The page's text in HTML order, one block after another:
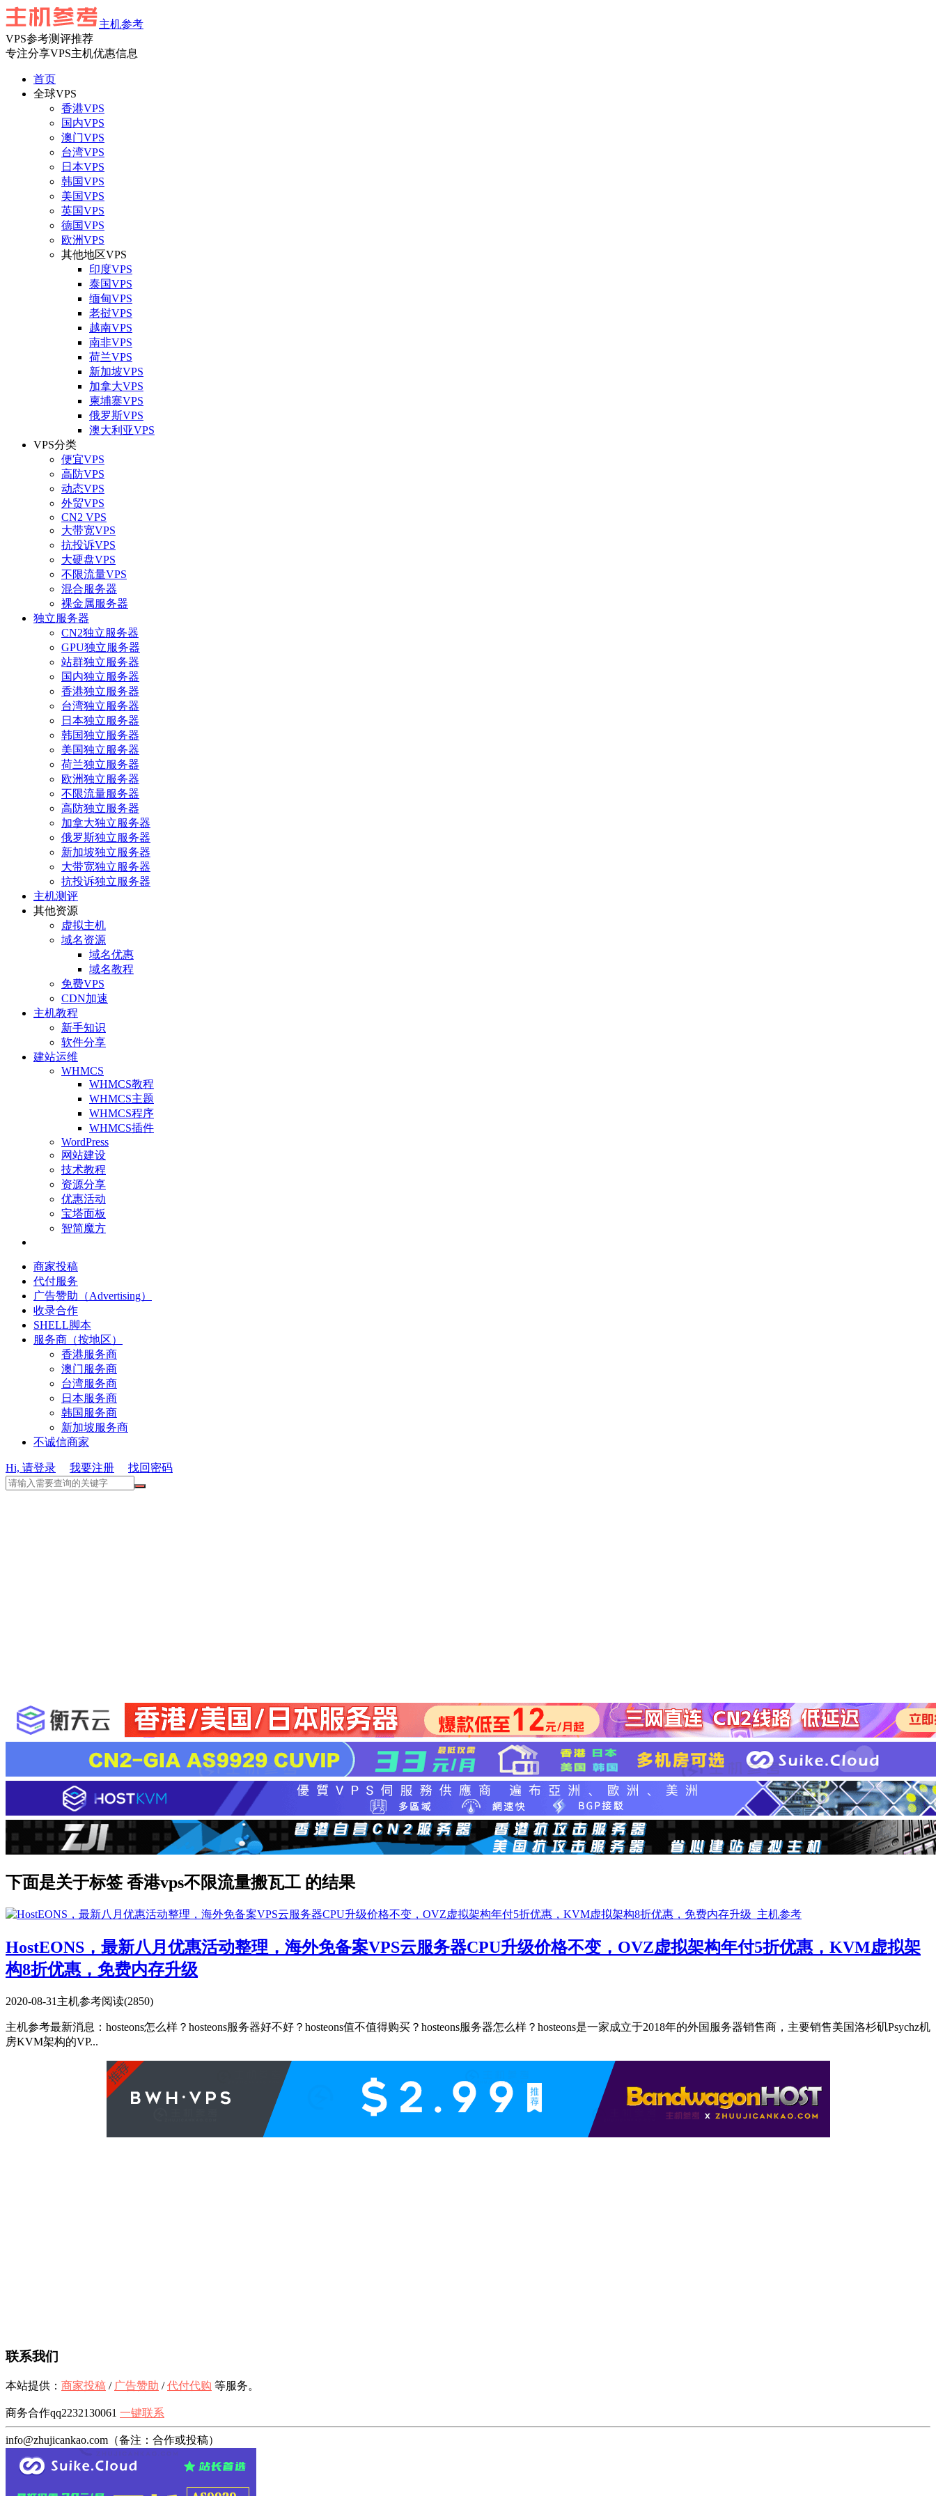
主机参考
VPS参考测评推荐
专注分享VPS主机优惠信息
首页
全球VPS
香港VPS
国内VPS
澳门VPS
台湾VPS
日本VPS
韩国VPS
美国VPS
英国VPS
德国VPS
欧洲VPS
其他地区VPS
印度VPS
泰国VPS
缅甸VPS
老挝VPS
越南VPS
南非VPS
荷兰VPS
新加坡VPS
加拿大VPS
柬埔寨VPS
俄罗斯VPS
澳大利亚VPS
VPS分类
便宜VPS
高防VPS
动态VPS
外贸VPS
CN2 VPS
大带宽VPS
抗投诉VPS
大硬盘VPS
不限流量VPS
混合服务器
裸金属服务器
独立服务器
CN2独立服务器
GPU独立服务器
站群独立服务器
国内独立服务器
香港独立服务器
台湾独立服务器
日本独立服务器
韩国独立服务器
美国独立服务器
荷兰独立服务器
欧洲独立服务器
不限流量服务器
高防独立服务器
加拿大独立服务器
俄罗斯独立服务器
新加坡独立服务器
大带宽独立服务器
抗投诉独立服务器
主机测评
其他资源
虚拟主机
域名资源
域名优惠
域名教程
免费VPS
CDN加速
主机教程
新手知识
软件分享
建站运维
WHMCS
WHMCS教程
WHMCS主题
WHMCS程序
WHMCS插件
WordPress
网站建设
技术教程
资源分享
优惠活动
宝塔面板
智简魔方
商家投稿
代付服务
广告赞助（Advertising）
收录合作
SHELL脚本
服务商（按地区）
香港服务商
澳门服务商
台湾服务商
日本服务商
韩国服务商
新加坡服务商
不诚信商家
Hi, 请登录 我要注册 找回密码
下面是关于标签 香港vps不限流量搬瓦工 的结果
HostEONS，最新八月优惠活动整理，海外免备案VPS云服务器CPU升级价格不变，OVZ虚拟架构年付5折优惠，KVM虚拟架
构8折优惠，免费内存升级
2020-08-31 主机参考阅读(2850)
主机参考最新消息：hosteons怎么样？hosteons服务器好不好？hosteons值不值得购买？hosteons服务器怎么样？hosteons是一家成立于2018年的外国服务器销售商，主要销售美国洛杉矶Psychz机
房KVM架构的VP...
联系我们
本站提供： 商家投稿 / 广告赞助 /代付代购 等服务。
商务合作qq2232130061 一键联系
info@zhujicankao.com（备注：合作或投稿）